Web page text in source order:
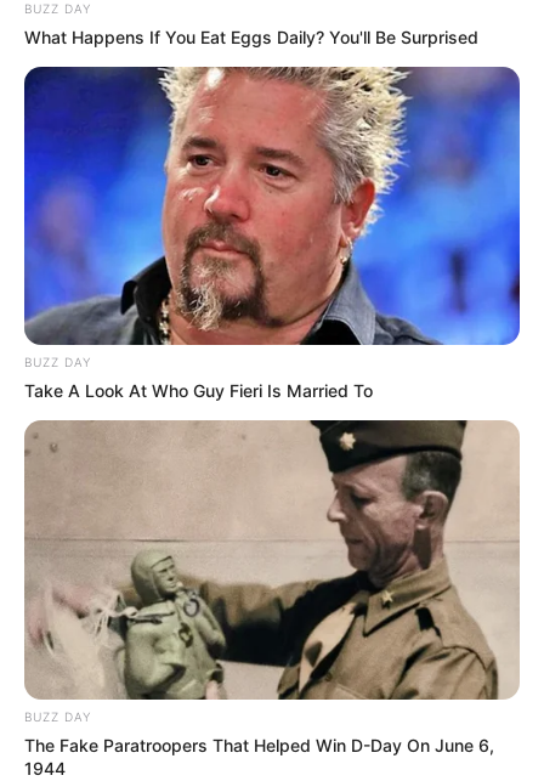
BUZZ DAY
What Happens If You Eat Eggs Daily? You'll Be Surprised
BUZZ DAY
Take A Look At Who Guy Fieri Is Married To
BUZZ DAY
The Fake Paratroopers That Helped Win D-Day On June 6,
1944